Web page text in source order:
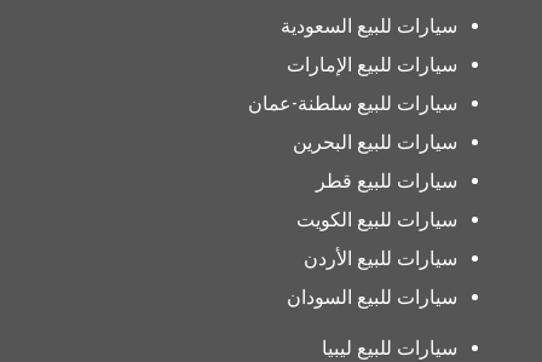
سيارات للبيع السعودية
سيارات للبيع الإمارات
سيارات للبيع سلطنة-عمان
سيارات للبيع البحرين
سيارات للبيع قطر
سيارات للبيع الكويت
سيارات للبيع الأردن
سيارات للبيع السودان
سيارات للبيع ليبيا